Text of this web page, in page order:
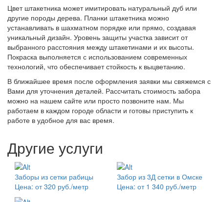
Цвет штакетника может имитировать натуральный дуб или
другие породы дерева. Планки штакетника можно
устанавливать в шахматном порядке или прямо, создавая
уникальный дизайн. Уровень защиты участка зависит от
выбранного расстояния между штакетинами и их высоты.
Покраска выполняется с использованием современных
технологий, что обеспечивает стойкость к выцветанию.
В ближайшее время после оформления заявки мы свяжемся с
Вами для уточнения деталей. Рассчитать стоимость забора
можно на нашем сайте или просто позвоните нам. Мы
работаем в каждом городе области и готовы приступить к
работе в удобное для вас время.
Другие услуги
Заборы из сетки рабицы
Цена: от 320 руб./метр
Забор из 3Д сетки в Омске
Цена: от 1 340 руб./метр